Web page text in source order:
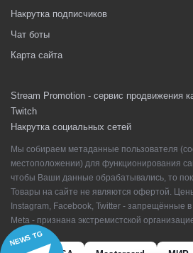
NEWS TG
Накрутка подписчиков
Чат боты
Карта сайта
Stream Promotion - сервис продвижения
Twitch
Накрутка социальных сетей
Мы собираем метаданные пользователя
местоположении) для функционирования
чтобы Ваши данные обрабатывались, то
Товары на сайте не являются офертой.
Instagram, Facebook, Twitter - запрещённые в
Meta - признана экстремистской